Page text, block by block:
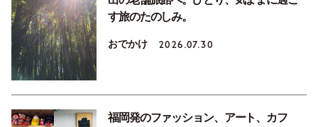
す旅のたのしみ。
おでかけ 2026.07.30
福岡発のファッション、アート、カフ